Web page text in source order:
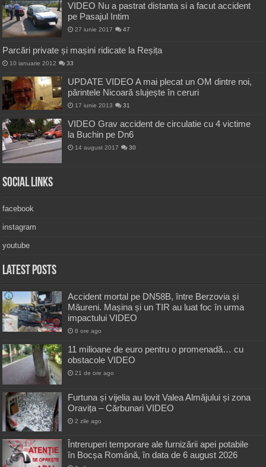
VIDEO Nu a pastrat distanta si a facut accident
pe Pasajul Intim
27 iunie 2017 47
Parcări private și mașini ridicate la Reșița
10 ianuarie 2012 33
UPDATE VIDEO A mai plecat un OM dintre noi,
părintele Nicoară slujește în ceruri
17 iunie 2013 31
VIDEO Grav accident de circulatie cu 4 victime
la Buchin pe Dn6
14 august 2017 30
Social Links
facebook
instagram
youtube
Latest Posts
Accident mortal pe DN58B, între Berzovia și
Măureni. Mașina și un TIR au luat foc în urma
impactului VIDEO
8 ore ago
11 milioane de euro pentru o promenadă… cu
obstacole VIDEO
21 de ore ago
Furtuna și vijelia au lovit Valea Almăjului și zona
Oravița – Cărbunari VIDEO
2 zile ago
Întreruperi temporare ale furnizării apei potabile
în Bocșa Română, în data de 6 august 2026